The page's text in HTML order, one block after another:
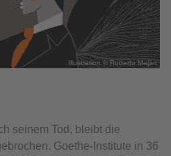
Illustration © Roberto Maján
seinem Tod, bleibt die
Goethe-Institute in 36